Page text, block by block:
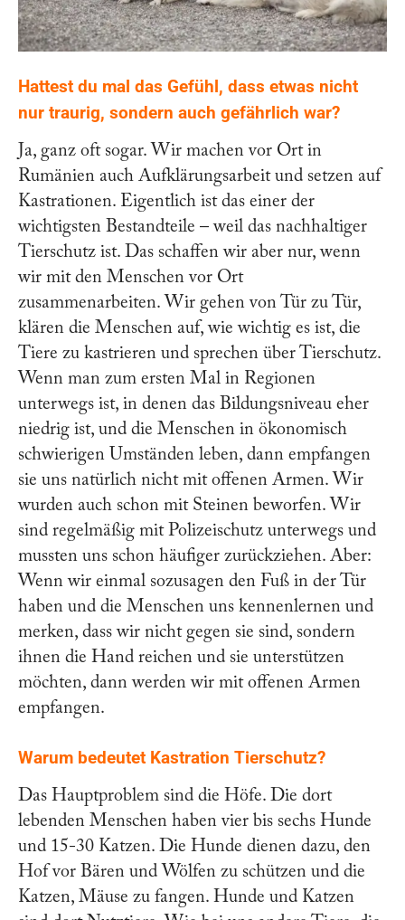
Hattest du mal das Gefühl, dass etwas nicht
nur traurig, sondern auch gefährlich war?
Ja, ganz oft sogar. Wir machen vor Ort in
Rumänien auch Aufklärungsarbeit und setzen auf
Kastrationen. Eigentlich ist das einer der
wichtigsten Bestandteile – weil das nachhaltiger
Tierschutz ist. Das schaffen wir aber nur, wenn
wir mit den Menschen vor Ort
zusammenarbeiten. Wir gehen von Tür zu Tür,
klären die Menschen auf, wie wichtig es ist, die
Tiere zu kastrieren und sprechen über Tierschutz.
Wenn man zum ersten Mal in Regionen
unterwegs ist, in denen das Bildungsniveau eher
niedrig ist, und die Menschen in ökonomisch
schwierigen Umständen leben, dann empfangen
sie uns natürlich nicht mit offenen Armen. Wir
wurden auch schon mit Steinen beworfen. Wir
sind regelmäßig mit Polizeischutz unterwegs und
mussten uns schon häufiger zurückziehen. Aber:
Wenn wir einmal sozusagen den Fuß in der Tür
haben und die Menschen uns kennenlernen und
merken, dass wir nicht gegen sie sind, sondern
ihnen die Hand reichen und sie unterstützen
möchten, dann werden wir mit offenen Armen
empfangen.
Warum bedeutet Kastration Tierschutz?
Das Hauptproblem sind die Höfe. Die dort
lebenden Menschen haben vier bis sechs Hunde
und 15-30 Katzen. Die Hunde dienen dazu, den
Hof vor Bären und Wölfen zu schützen und die
Katzen, Mäuse zu fangen. Hunde und Katzen